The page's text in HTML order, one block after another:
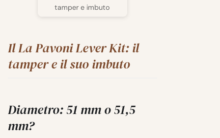
tamper e imbuto
Il La Pavoni Lever Kit: il
tamper e il suo imbuto
Diametro: 51 mm o 51,5
mm?